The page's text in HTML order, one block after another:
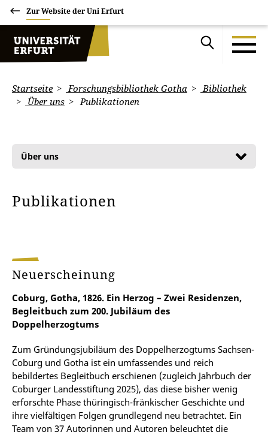
Zur Website der Uni Erfurt
Startseite Forschungsbibliothek Gotha
Bibliothek
Über uns
Publikationen
Über uns
Publikationen
Neuerscheinung
Coburg, Gotha, 1826. Ein Herzog – Zwei Residenzen,
Begleitbuch zum 200. Jubiläum des
Doppelherzogtums
Zum Gründungsjubiläum des Doppelherzogtums Sachsen-
Coburg und Gotha ist ein umfassendes und reich
bebildertes Begleitbuch erschienen (zugleich Jahrbuch der
Coburger Landesstiftung 2025), das diese bisher wenig
erforschte Phase thüringisch-fränkischer Geschichte und
ihre vielfältigen Folgen grundlegend neu betrachtet. Ein
Team von 37 Autorinnen und Autoren beleuchtet die